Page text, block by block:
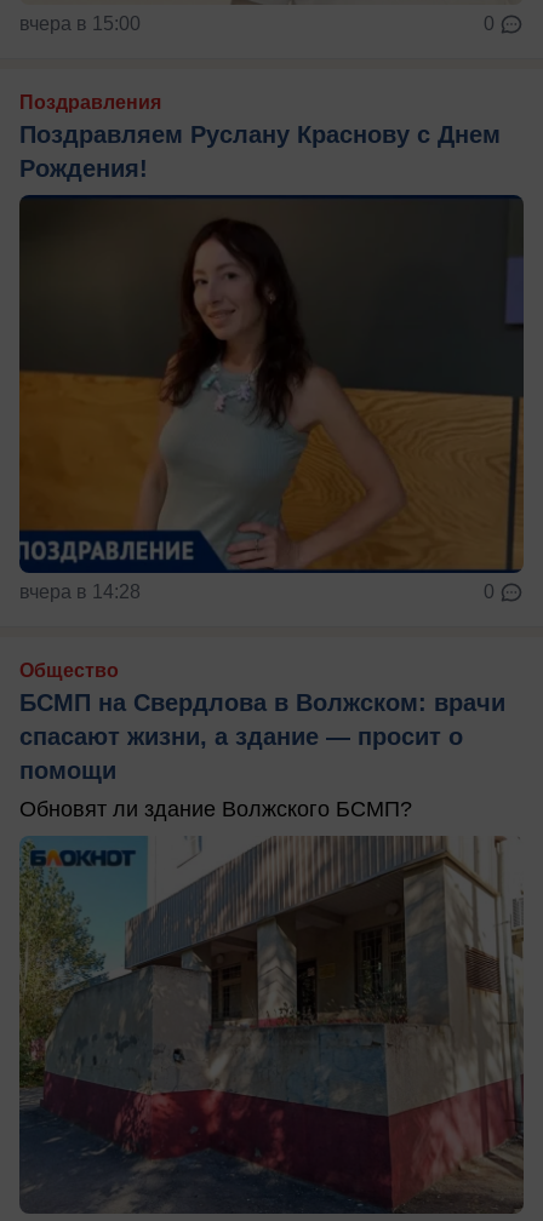
вчера в 15:00 0
Поздравления
Поздравляем Руслану Краснову с Днем
Рождения!
вчера в 14:28 0
Общество
БСМП на Свердлова в Волжском: врачи
спасают жизни, а здание — просит о
помощи
Обновят ли здание Волжского БСМП?